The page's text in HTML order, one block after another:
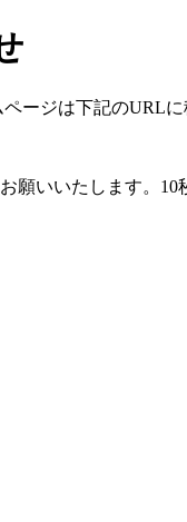
ージは下記のURL
願いいたします。